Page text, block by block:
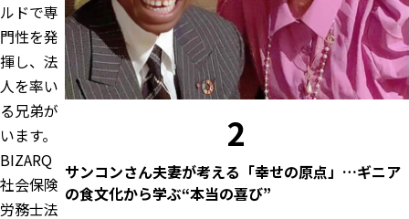
ルドで専
門性を発
揮し、法
人を率い
る兄弟が
います。
BIZARQ
社会保険
労務士法
2
サンコンさん夫妻が考える「幸せの原点」…ギニア
の食文化から学ぶ“本当の喜び”